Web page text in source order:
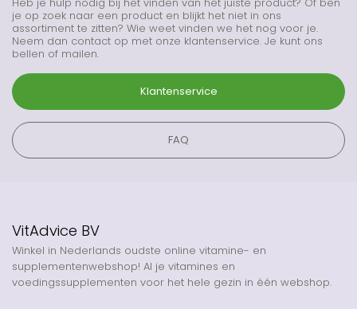
je op zoek naar een product en blijkt het niet in ons
assortiment te zitten? Wie weet vinden we het nog voor je.
Neem dan contact op met onze klantenservice. Je kunt ons
bellen of mailen.
Klantenservice
FAQ
VitAdvice BV
Winkel in Nederlands oudste online vitamine- en
supplementenwebshop! Al je vitamines en
voedingssupplementen voor het hele gezin in één webshop.